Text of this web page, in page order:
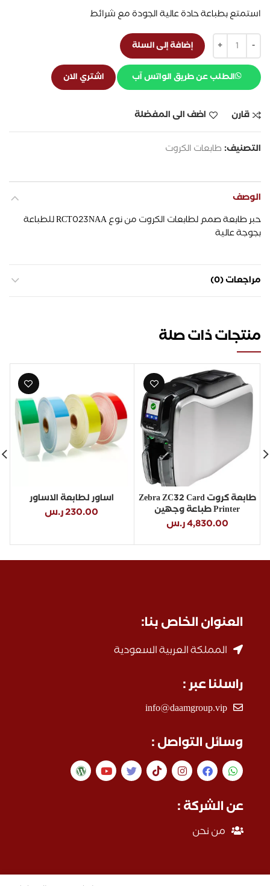
استمتع بطباعة حادة عالية الجودة مع شرائط
إضافة إلى السلة
الطلب عن طريق الواتس آب اشتري الان
قارن اضف الى المفضلة
التصنيف: طابعات الكروت
الوصف
حبر طابعة صمم لطابعات الكروت من نوع RCT023NAA للطباعة
بجوجة عالية
مراجعات (0)
منتجات ذات صلة
طابعة كروت Zebra ZC32 Card
Printer طباعة وجهين
4,830.00ر.س
اساور لطابعة الاساور
230.00ر.س
العنوان الخاص بنا:
المملكة العربية السعودية
راسلنا عبر :
info@daamgroup.vip
وسائل التواصل :
عن الشركة :
من نحن